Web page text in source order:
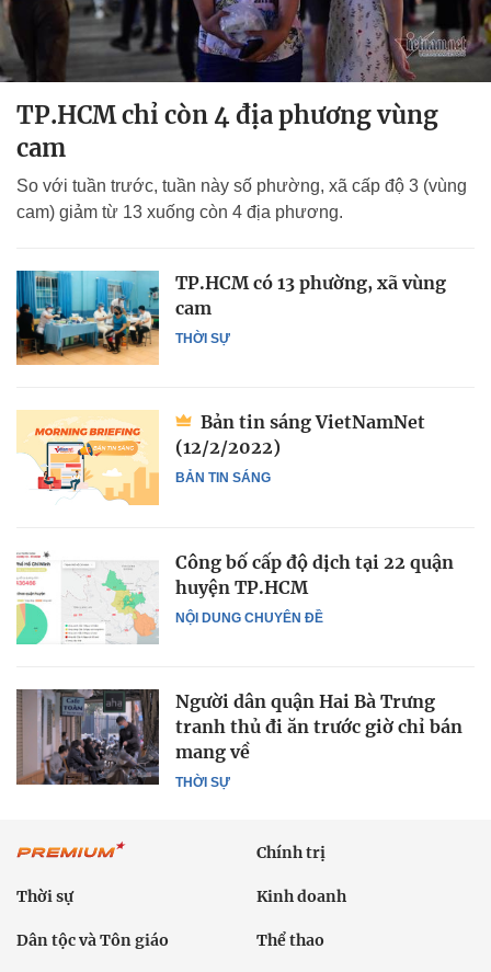
TP.HCM chỉ còn 4 địa phương vùng
cam
So với tuần trước, tuần này số phường, xã cấp độ 3 (vùng
cam) giảm từ 13 xuống còn 4 địa phương.
THỜI SỰ
TP.HCM có 13 phường, xã vùng
cam
BẢN TIN SÁNG
Bản tin sáng VietNamNet
(12/2/2022)
NỘI DUNG CHUYÊN ĐỀ
Công bố cấp độ dịch tại 22 quận
huyện TP.HCM
THỜI SỰ
Người dân quận Hai Bà Trưng
tranh thủ đi ăn trước giờ chỉ bán
mang về
Chính trị
Thời sự Kinh doanh
Dân tộc và Tôn giáo Thể thao